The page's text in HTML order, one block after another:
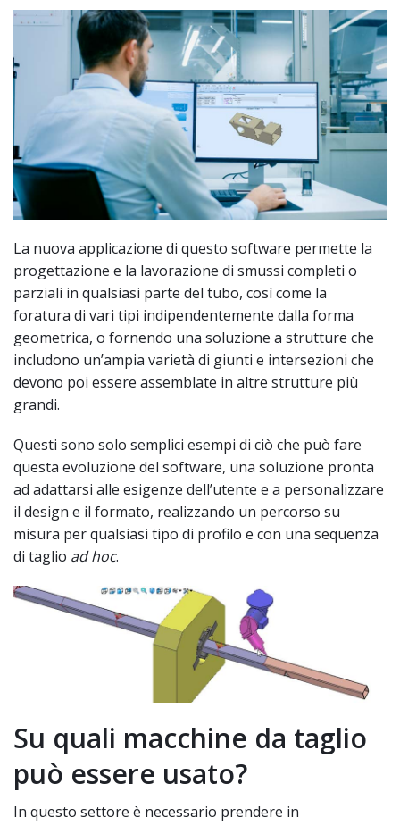
La nuova applicazione di questo software permette la
progettazione e la lavorazione di smussi completi o
parziali in qualsiasi parte del tubo, così come la
foratura di vari tipi indipendentemente dalla forma
geometrica, o fornendo una soluzione a strutture che
includono un’ampia varietà di giunti e intersezioni che
devono poi essere assemblate in altre strutture più
grandi.
Questi sono solo semplici esempi di ciò che può fare
questa evoluzione del software, una soluzione pronta
ad adattarsi alle esigenze dell’utente e a personalizzare
il design e il formato, realizzando un percorso su
misura per qualsiasi tipo di profilo e con una sequenza
di taglio ad hoc.
Su quali macchine da taglio
può essere usato?
In questo settore è necessario prendere in